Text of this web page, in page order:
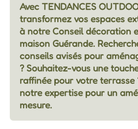
Avec TENDANCES
transformez vos espaces
à notre Conseil décoration
maison Guérande.
conseils avisés pour
? Souhaitez-vous une
raffinée pour votre terrasse
notre expertise pour un
mesure.